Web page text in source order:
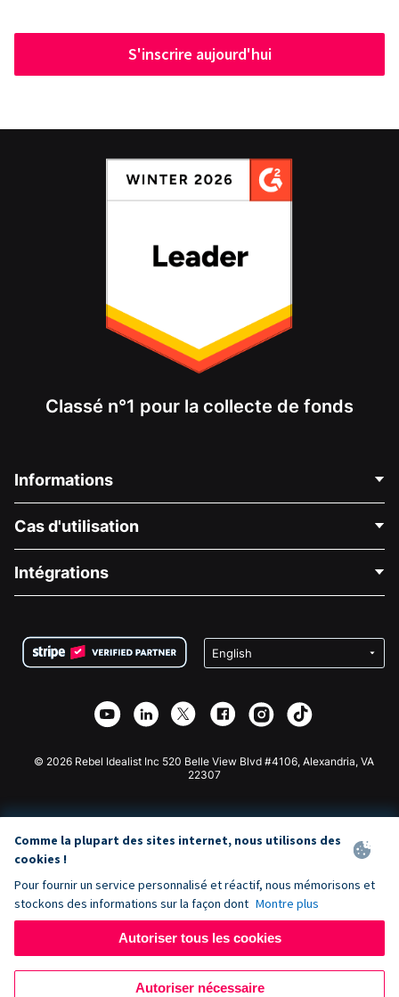
S'inscrire aujourd'hui
Classé n°1 pour la collecte de fonds
Informations
À propos de nous
Carrières
Confidentialité
Partenariat d'affiliation
Bibliothèque
Cas d'utilisation
Collecte de fonds médicale
Collecte de fonds caritative
Intégrations
Plugin de don Wix
Application de don Webflow
Don Joomla
© 2026 Rebel Idealist Inc 520 Belle View Blvd #4106, Alexandria, VA
22307
Comme la plupart des sites internet, nous utilisons des
cookies !
Pour fournir un service personnalisé et réactif, nous mémorisons et
stockons des informations sur la façon dont Montre plus
Autoriser tous les cookies
Autoriser nécessaire